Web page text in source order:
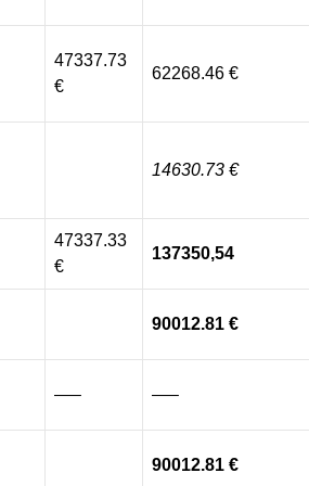
47337.73
€
62268.46 €
14630.73 €
47337.33
€
137350,54
90012.81 €
—– —–
90012.81 €